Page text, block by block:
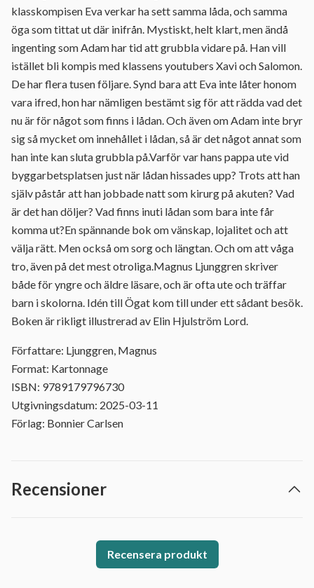
klasskompisen Eva verkar ha sett samma låda, och samma
öga som tittat ut där inifrån. Mystiskt, helt klart, men ändå
ingenting som Adam har tid att grubbla vidare på. Han vill
istället bli kompis med klassens youtubers Xavi och Salomon.
De har flera tusen följare. Synd bara att Eva inte låter honom
vara ifred, hon har nämligen bestämt sig för att rädda vad det
nu är för något som finns i lådan. Och även om Adam inte bryr
sig så mycket om innehållet i lådan, så är det något annat som
han inte kan sluta grubbla på.Varför var hans pappa ute vid
byggarbetsplatsen just när lådan hissades upp? Trots att han
själv påstår att han jobbade natt som kirurg på akuten? Vad
är det han döljer? Vad finns inuti lådan som bara inte får
komma ut?En spännande bok om vänskap, lojalitet och att
välja rätt. Men också om sorg och längtan. Och om att våga
tro, även på det mest otroliga.Magnus Ljunggren skriver
både för yngre och äldre läsare, och är ofta ute och träffar
barn i skolorna. Idén till Ögat kom till under ett sådant besök.
Boken är rikligt illustrerad av Elin Hjulström Lord.
Författare: Ljunggren, Magnus
Format: Kartonnage
ISBN: 9789179796730
Utgivningsdatum: 2025-03-11
Förlag: Bonnier Carlsen
Recensioner
Recensera produkt